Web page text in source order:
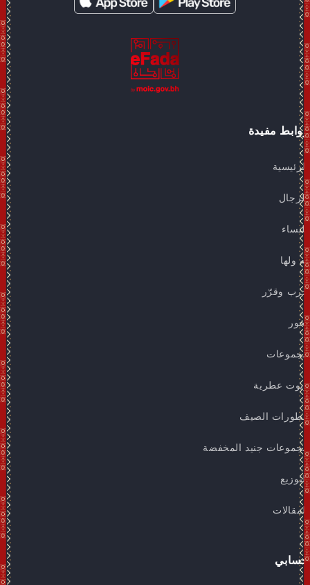
روابط مفيدة
الرئيسية
للرجال
للنساء
له ولها
جرب وقرّر
بخور
مجموعات
زيوت عطرية
عطورات الصيف
مجموعات جنيد المخفضة
التوزيع
المقالات
حسابي